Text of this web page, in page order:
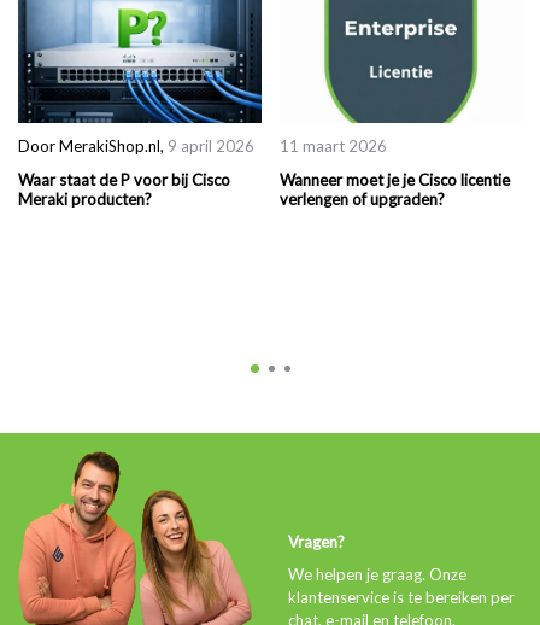
DoorMerakiShop.nl, 9 april 2026
Waar staat de P voor bij Cisco
Meraki producten?
11 maart 2026
Wanneer moet je je Cisco licentie
verlengen of upgraden?
Vragen?
We helpen je graag. Onze
klantenservice is te bereiken per
chat, e-mail en telefoon.